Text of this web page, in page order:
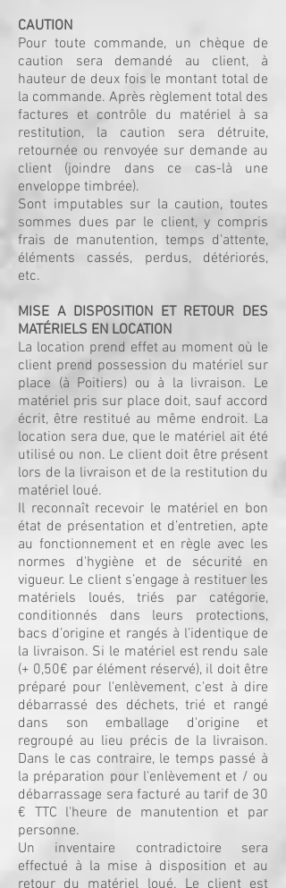
CAUTION
Pour toute commande, un chèque de
caution sera demandé au client, à
hauteur de deux fois le montant total de
la commande. Après règlement total des
factures et contrôle du matériel à sa
restitution, la caution sera détruite,
retournée ou renvoyée sur demande au
client (joindre dans ce cas-là une
enveloppe timbrée).
Sont imputables sur la caution, toutes
sommes dues par le client, y compris
frais de manutention, temps d'attente,
éléments cassés, perdus, détériorés,
etc.
MISE A DISPOSITION ET RETOUR DES
MATÉRIELS EN LOCATION
La location prend effet au moment où le
client prend possession du matériel sur
place (à Poitiers) ou à la livraison. Le
matériel pris sur place doit, sauf accord
écrit, être restitué au même endroit. La
location sera due, que le matériel ait été
utilisé ou non. Le client doit être présent
lors de la livraison et de la restitution du
matériel loué.
Il reconnaît recevoir le matériel en bon
état de présentation et d’entretien, apte
au fonctionnement et en règle avec les
normes d'hygiène et de sécurité en
vigueur. Le client s’engage à restituer les
matériels loués, triés par catégorie,
conditionnés dans leurs protections,
bacs d’origine et rangés à l’identique de
la livraison. Si le matériel est rendu sale
(+ 0,50€ par élément réservé), il doit être
préparé pour l'enlèvement, c'est à dire
débarrassé des déchets, trié et rangé
dans son emballage d'origine et
regroupé au lieu précis de la livraison.
Dans le cas contraire, le temps passé à
la préparation pour l'enlèvement et / ou
débarrassage sera facturé au tarif de 30
€ TTC l'heure de manutention et par
personne.
Un inventaire contradictoire sera
effectué à la mise à disposition et au
retour du matériel loué. Le client est